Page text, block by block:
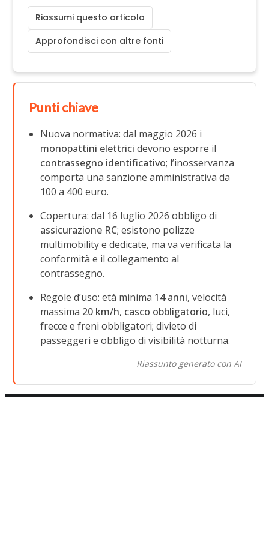
Riassumi questo articolo
Approfondisci con altre fonti
Punti chiave
Nuova normativa: dal maggio 2026 i
monopattini elettrici devono esporre il
contrassegno identificativo; l’inosservanza
comporta una sanzione amministrativa da
100 a 400 euro.
Copertura: dal 16 luglio 2026 obbligo di
assicurazione RC; esistono polizze
multimobility e dedicate, ma va verificata la
conformità e il collegamento al
contrassegno.
Regole d’uso: età minima 14 anni, velocità
massima 20 km/h, casco obbligatorio, luci,
frecce e freni obbligatori; divieto di
passeggeri e obbligo di visibilità notturna.
Riassunto generato con AI